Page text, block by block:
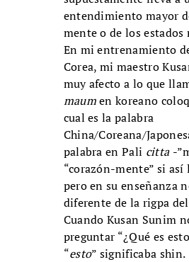
entendimiento mayor
mente o de los estados
En mi entrenamiento
Corea, mi maestro
muy afecto a lo que
maumen koreano
cual es la palabra
China/Coreana/
palabra en Pali citta -
“corazón-mente” si así
pero en su enseñanza
diferente de la rigpa
Cuando Kusan Sunim
preguntar “¿Qué es
“esto” significaba shin.